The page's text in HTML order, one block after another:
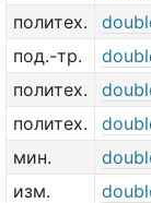
политех.
под.-тр.
политех.
политех.
мин.
изм.